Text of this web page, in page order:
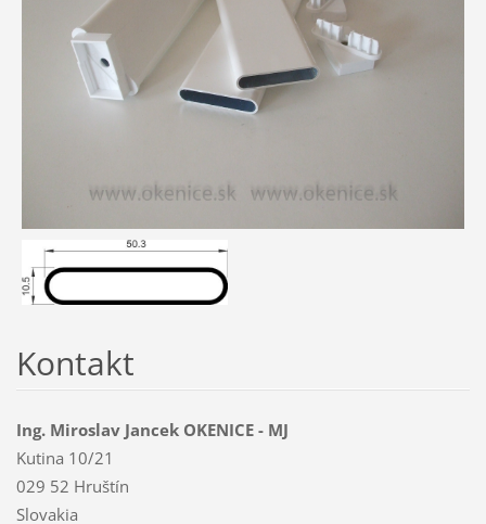
Kontakt
Ing. Miroslav Jancek OKENICE - MJ
Kutina 10/21
029 52 Hruštín
Slovakia